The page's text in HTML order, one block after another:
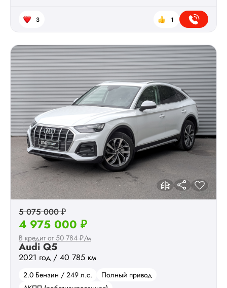
3 1
Audi Q5
2021 год / 40 785 км
2.0 Бензин / 249 л.с.
Полный привод
5 075 000 ₽
4 975 000 ₽
В кредит от 50 784 ₽/м